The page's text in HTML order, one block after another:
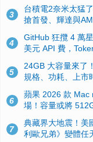
3
台積電2奈米太猛
搶首發、輝達與
4
GitHub 狂攬 4 萬
美元 API 費，
5
24GB 大容量來了
規格、功耗、上市
6
蘋果 2026 款 Mac
場！容量或將
7
典藏界大地震！美
利歐兄弟》變體任